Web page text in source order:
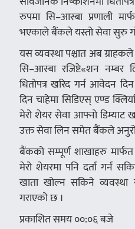
रुपमा सि–आस्बा प्रणाली
भएकाले बैंकले यस्तो सेवा सुरु
यस व्यवस्था पश्चात अब
सि–आस्बा रजिष्टे«शन नम्बर
धितोपत्र खरिद गर्न आवेदन
दिन चाहेमा सिडिएस् एण्ड
मेरो शेयर सेवा आफ्नो डिम्याट
उक्त सेवा लिन समेत बैंकले
बैंकको सम्पूर्ण शाखाहरु
मेरो शेयरमा पनि दर्ता गर्न
खाता खोल्न सकिने व्यवस्था
गराएको छ ।
प्रकाशित समय ००:०६ बजे